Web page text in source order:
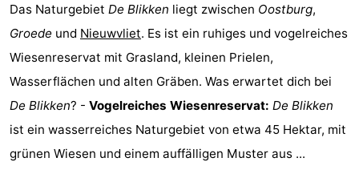
Sportangeln
Haifischzähne
Seehunden
Essen
und
trinken
Veranstaltungen
Praktisch
Das Naturgebiet De Blikken liegt zwischen Oostburg,
Groede und Nieuwvliet. Es ist ein ruhiges und vogelreiches
Wiesenreservat mit Grasland, kleinen Prielen,
Wasserflächen und alten Gräben. Was erwartet dich bei
De Blikken? - Vogelreiches Wiesenreservat: De Blikken
ist ein wasserreiches Naturgebiet von etwa 45 Hektar, mit
grünen Wiesen und einem auffälligen Muster aus ...